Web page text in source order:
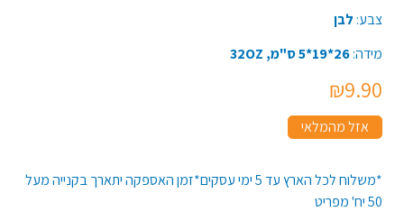
צבע: לבן
מידה:26*19*5 ס"מ, 32OZ
₪9.90
אזל מהמלאי
*משלוח לכל הארץ עד 5 ימי עסקים*זמן האספקה יתארך בקנייה מעל
50 יח' מפריט